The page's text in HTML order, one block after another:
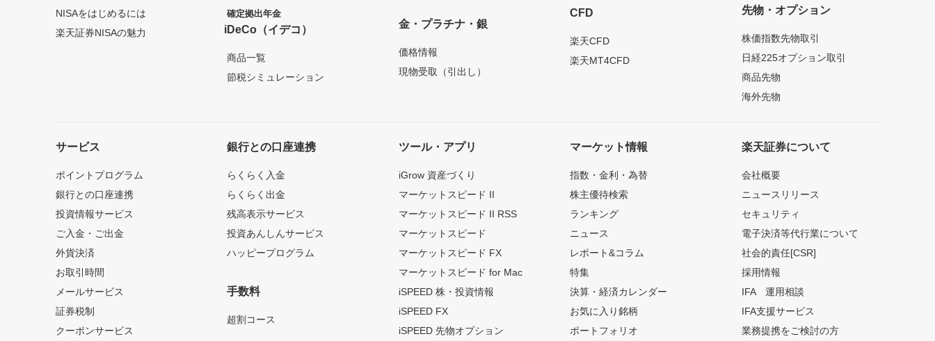
NISAをはじめるには
楽天証券NISAの魅力
確定拠出年金
iDeCo（イデコ）
商品一覧
節税シミュレーション
金・プラチナ・銀
価格情報
現物受取（引出し）
CFD
楽天CFD
楽天MT4CFD
先物・オプション
株価指数先物取引
日経225オプション取引
商品先物
海外先物
サービス
ポイントプログラム
銀行との口座連携
投資情報サービス
ご入金・ご出金
外貨決済
お取引時間
メールサービス
証券税制
クーポンサービス
銀行との口座連携
らくらく入金
らくらく出金
残高表示サービス
投資あんしんサービス
ハッピープログラム
手数料
超割コース
ツール・アプリ
iGrow 資産づくり
マーケットスピード II
マーケットスピード II RSS
マーケットスピード
マーケットスピード FX
マーケットスピード for Mac
iSPEED 株・投資情報
iSPEED FX
iSPEED 先物オプション
マーケット情報
指数・金利・為替
株主優待検索
ランキング
ニュース
レポート&コラム
特集
決算・経済カレンダー
お気に入り銘柄
ポートフォリオ
楽天証券について
会社概要
ニュースリリース
セキュリティ
電子決済等代行業について
社会的責任[CSR]
採用情報
IFA 運用相談
IFA支援サービス
業務提携をご検討の方